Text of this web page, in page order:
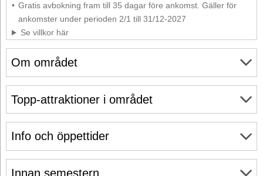
Om området
Info och öppettider
Innan semestern
Gratis avbokning fram till 35 dagar före ankomst. Gäller för
ankomster under perioden 2/1 till 31/12-2027
Se villkor här
Topp-attraktioner i området